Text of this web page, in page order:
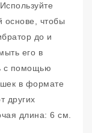
основе, чтобы
до и
его в
с помощью
в формате
других
длина: 6 см.